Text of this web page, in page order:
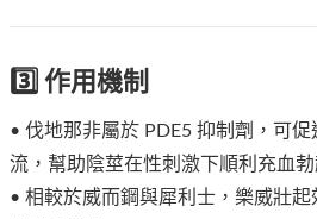
3️⃣ 作用機制
• 伐地那非屬於 PDE5 抑制劑，可
流，幫助陰莖在性刺激下順利充血勃
• 相較於威而鋼與犀利士，樂威壯起